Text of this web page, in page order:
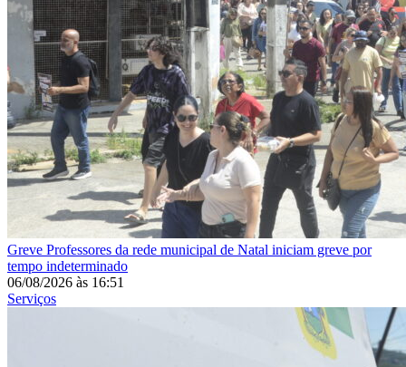
Greve Professores da rede municipal de Natal iniciam greve por
tempo indeterminado
06/08/2026 às 16:51
Serviços